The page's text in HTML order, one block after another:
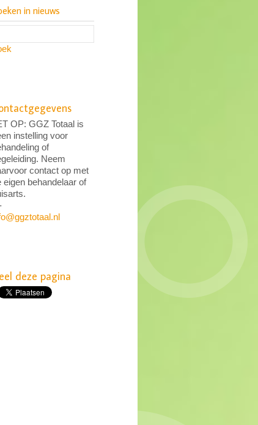
in nieuws
OP: GGZ Totaal is
instelling voor
of
Neem
contact op met
eigen behandelaar of
deze pagina